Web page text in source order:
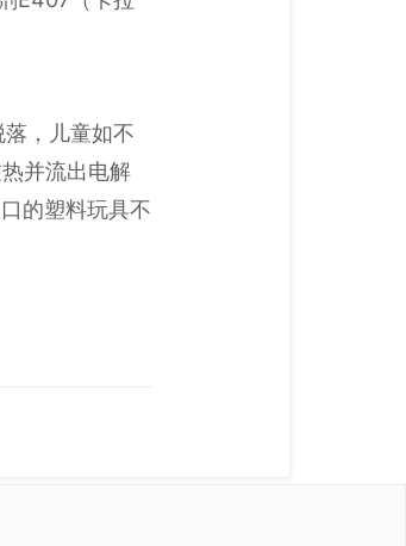
，儿童如不
并流出电解
的塑料玩具不